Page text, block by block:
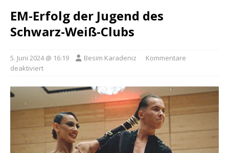
EM-Erfolg der Jugend des
Schwarz-Weiß-Clubs
5. Juni 2024 @ 16:19 Besim Karadeniz
Kommentare
deaktiviert